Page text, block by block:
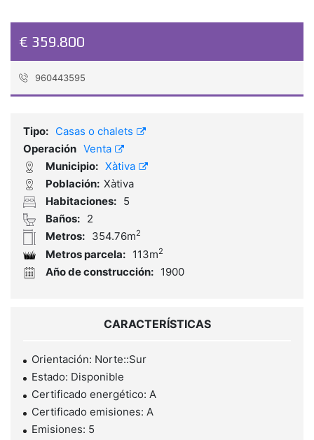
€ 359.800
960443595
Tipo: Casas o chalets
Operación Venta
Municipio: Xàtiva
Población: Xàtiva
Habitaciones: 5
Baños: 2
Metros: 354.76m2
Metros parcela: 113m2
Año de construcción: 1900
CARACTERÍSTICAS
Orientación: Norte::Sur
Estado: Disponible
Certificado energético: A
Certificado emisiones: A
Emisiones: 5